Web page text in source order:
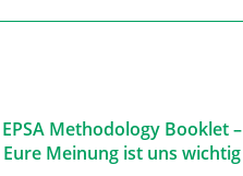
EPSA Methodology Booklet –
Eure Meinung ist uns wichtig